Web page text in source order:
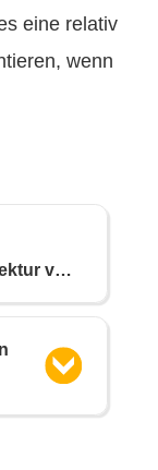
eine relativ
wenn
von